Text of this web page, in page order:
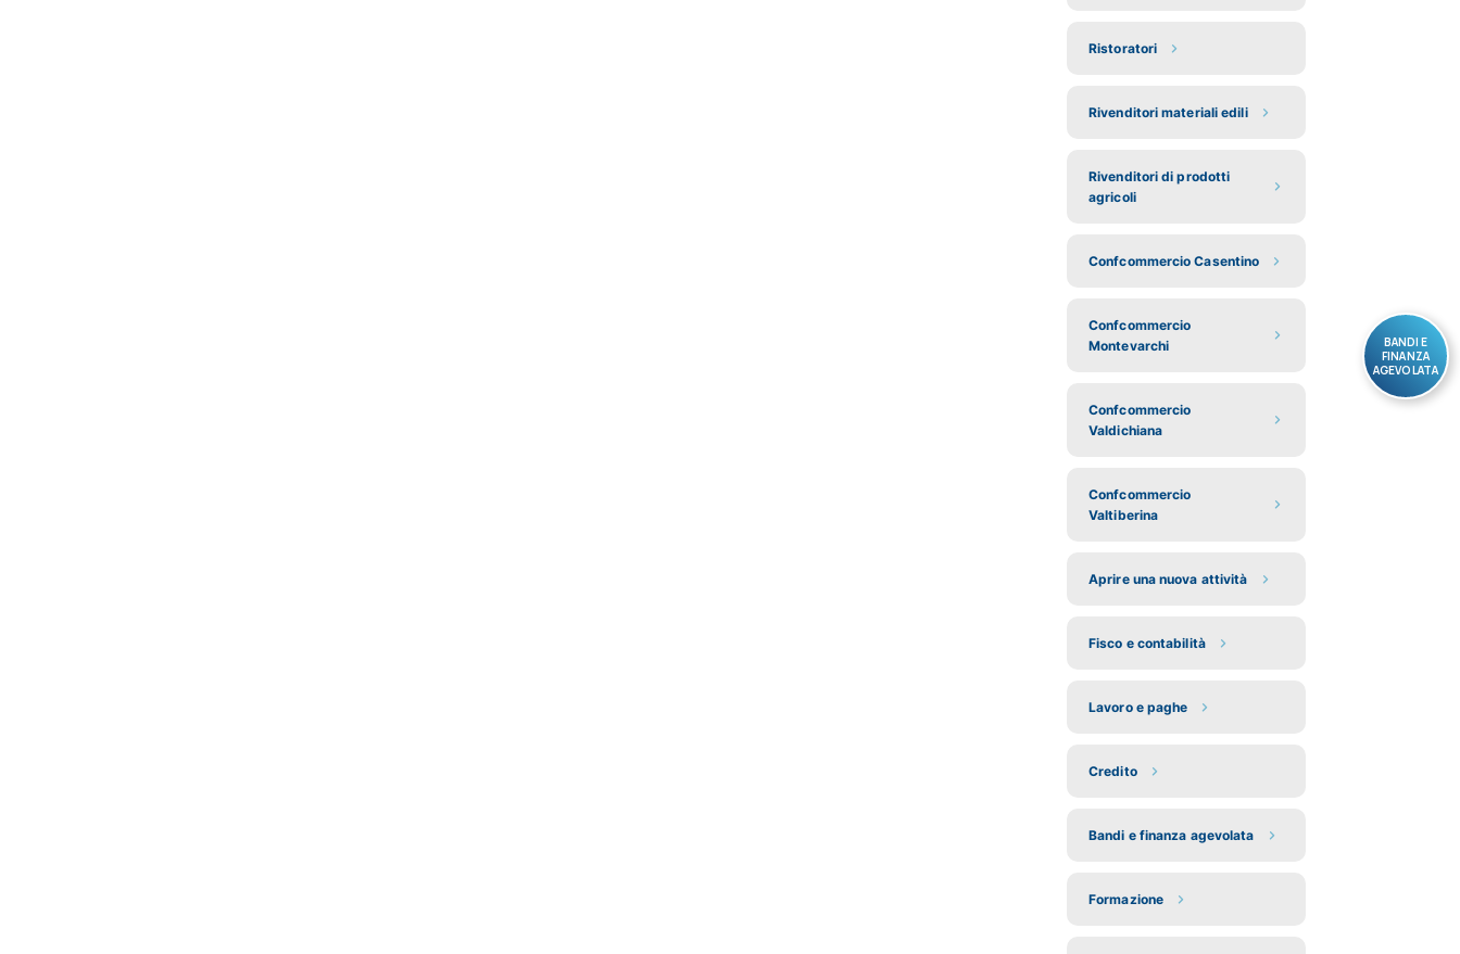
BANDI E
FINANZA
AGEVOLATA
Ristoratori
Rivenditori materiali edili
Rivenditori di prodotti
agricoli
Confcommercio Casentino
Confcommercio
Montevarchi
Confcommercio
Valdichiana
Confcommercio
Valtiberina
Aprire una nuova attività
Fisco e contabilità
Lavoro e paghe
Credito
Bandi e finanza agevolata
Formazione